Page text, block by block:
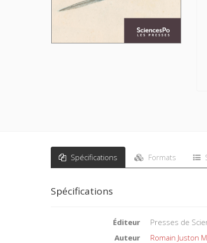
Spécifications Formats
Spécifications
Éditeur
Presses de
Auteur
Romain Juston